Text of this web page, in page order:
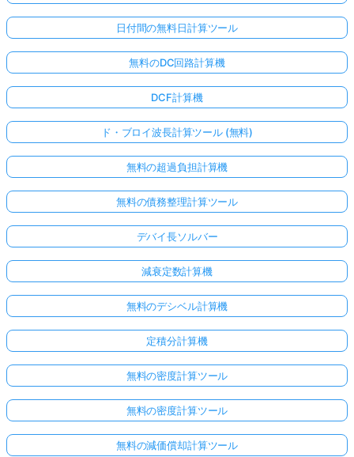
日付間の無料日計算ツール
無料のDC回路計算機
DCF計算機
ド・ブロイ波長計算ツール (無料)
無料の超過負担計算機
無料の債務整理計算ツール
デバイ長ソルバー
減衰定数計算機
無料のデシベル計算機
定積分計算機
無料の密度計算ツール
無料の密度計算ツール
無料の減価償却計算ツール